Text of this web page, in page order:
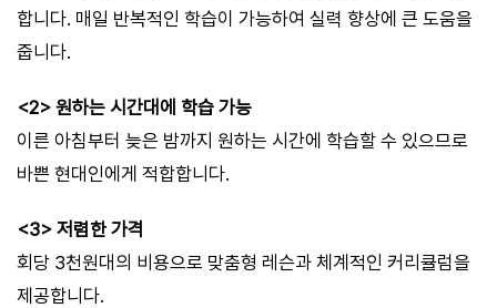
합니다. 매일 반복적인 학습이 가능하여 실력 향상에 큰 도움을
줍니다.
<2> 원하는 시간대에 학습 가능
이른 아침부터 늦은 밤까지 원하는 시간에 학습할 수 있으므로
바쁜 현대인에게 적합합니다.
<3> 저렴한 가격
회당 3천원대의 비용으로 맞춤형 레슨과 체계적인 커리큘럼을
제공합니다.